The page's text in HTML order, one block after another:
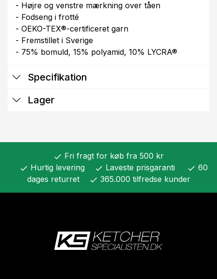
- Højre og venstre mærkning over tåen
- Fodseng i frotté
- OEKO-TEX®-certificeret garn
- Fremstillet i Sverige
- 75% bomuld, 15% polyamid, 10% LYCRA®
Specifikation
Lager
check Fri fragt for køb fra 500 kr
check Hurtig levering check Laveste prisgaranti check 60
dages returret
check 365.000 tilfredse kunder